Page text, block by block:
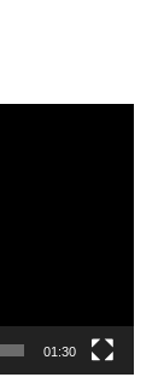
01:30